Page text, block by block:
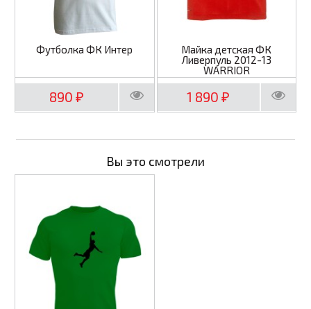
Футболка ФК Интер
890 ₽
Майка детская ФК
Ливерпуль 2012-13
WARRIOR
1 890₽
Вы это смотрели